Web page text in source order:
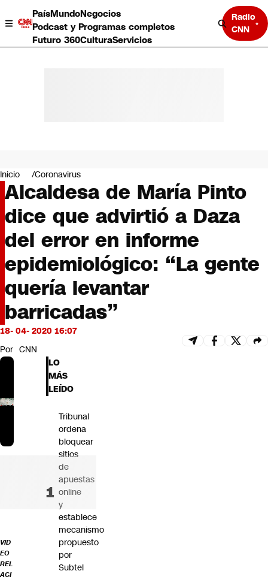
PaísMundoNegocios
Podcast y Programas completos
Futuro 360CulturaServicios
Radio
CNN
Negocios
Deportes
Programas completos
Cultura
Servicios
Bits
CNN tiempo
Futuro 360
Opinión
Inicio Coronavirus
Alcaldesa de María Pinto
dice que advirtió a Daza
del error en informe
epidemiológico: “La gente
quería levantar
barricadas”
18- 04- 2020 16:07
Por CNN
VID
EO
REL
ACI
LO
MÁS
LEÍDO
Tribunal
ordena
bloquear
sitios
de
apuestas
online
y
establece
mecanismo
propuesto
por
Subtel